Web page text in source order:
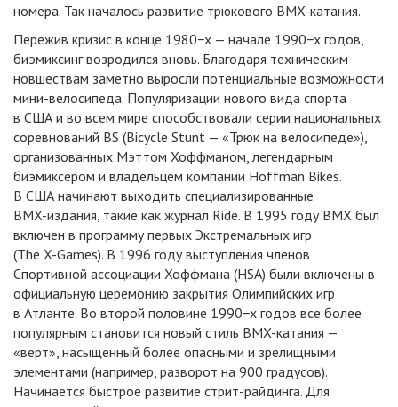
номера. Так началось развитие трюкового BMX-катания.
Пережив кризис в конце 1980−х — начале 1990−х годов,
биэмиксинг возродился вновь. Благодаря техническим
новшествам заметно выросли потенциальные возможности
мини-велосипеда. Популяризации нового вида спорта
в США и во всем мире способствовали серии национальных
соревнований BS (Bicycle Stunt — «Трюк на велосипеде»),
организованных Мэттом Хоффманом, легендарным
биэмиксером и владельцем компании Hoffman Bikes.
В США начинают выходить специализированные
BMX-издания, такие как журнал Ride. В 1995 году BMX был
включен в программу первых Экстремальных игр
(The X-Games). В 1996 году выступления членов
Спортивной ассоциации Хоффмана (HSA) были включены в
официальную церемонию закрытия Олимпийских игр
в Атланте. Во второй половине 1990−х годов все более
популярным становится новый стиль BMX-катания —
«верт», насыщенный более опасными и зрелищными
элементами (например, разворот на 900 градусов).
Начинается быстрое развитие стрит-райдинга. Для